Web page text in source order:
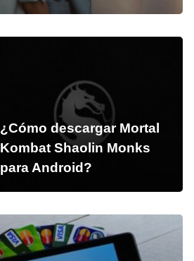
¿Cómo descargar Mortal
Kombat Shaolin Monks
para Android?